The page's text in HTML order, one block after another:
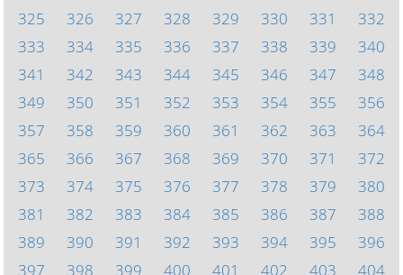
325
326 327 328 329 330 331
332
333
334 335 336 337 338 339
340
341
342 343 344 345 346 347
348
349
350 351 352 353 354 355
356
357
358 359 360 361 362 363
364
365
366 367 368 369 370 371
372
373
374 375 376 377 378 379
380
381
382 383 384 385 386 387
388
389
390 391 392 393 394 395
396
397
398 399 400 401 402 403 404